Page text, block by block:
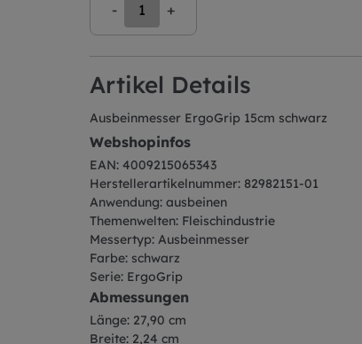
- +
Artikel Details
Ausbeinmesser ErgoGrip 15cm schwarz
Webshopinfos
EAN: 4009215065343
Herstellerartikelnummer: 82982151-01
Anwendung: ausbeinen
Themenwelten: Fleischindustrie
Messertyp: Ausbeinmesser
Farbe: schwarz
Serie: ErgoGrip
Abmessungen
Länge: 27,90 cm
Breite: 2,24 cm